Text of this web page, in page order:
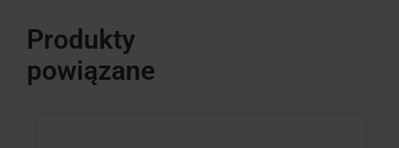
Produkty
powiązane